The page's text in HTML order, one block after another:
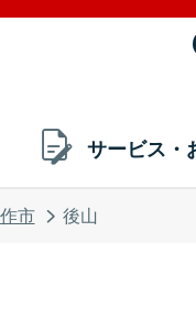
サービス・
市 後山